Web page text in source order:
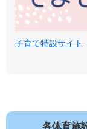
子育て特設サイト
各体育施